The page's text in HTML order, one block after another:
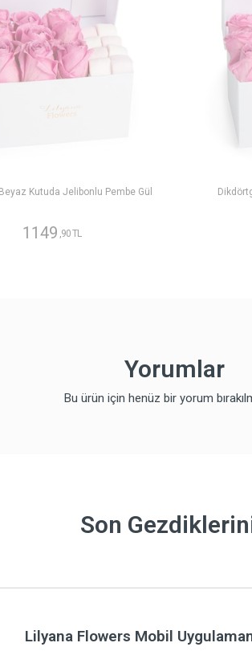
Kutuda Jelibonlu Pembe Gül
1149 ,90 TL
Yorumlar
Bu ürün için henüz bir yorum
Son
Lilyana Flowers Mobil